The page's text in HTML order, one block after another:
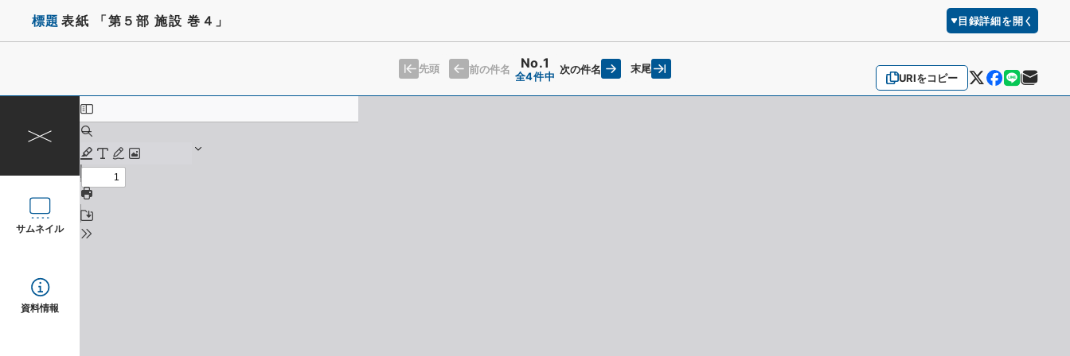
標題 表紙 「第５部 施設 巻４」 目録詳細を開く
URIをコピー
先頭 前の件名 No.1
全4件中
次の件名 末尾
サムネイル
資料情報